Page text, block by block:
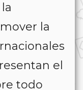
la
el
todo